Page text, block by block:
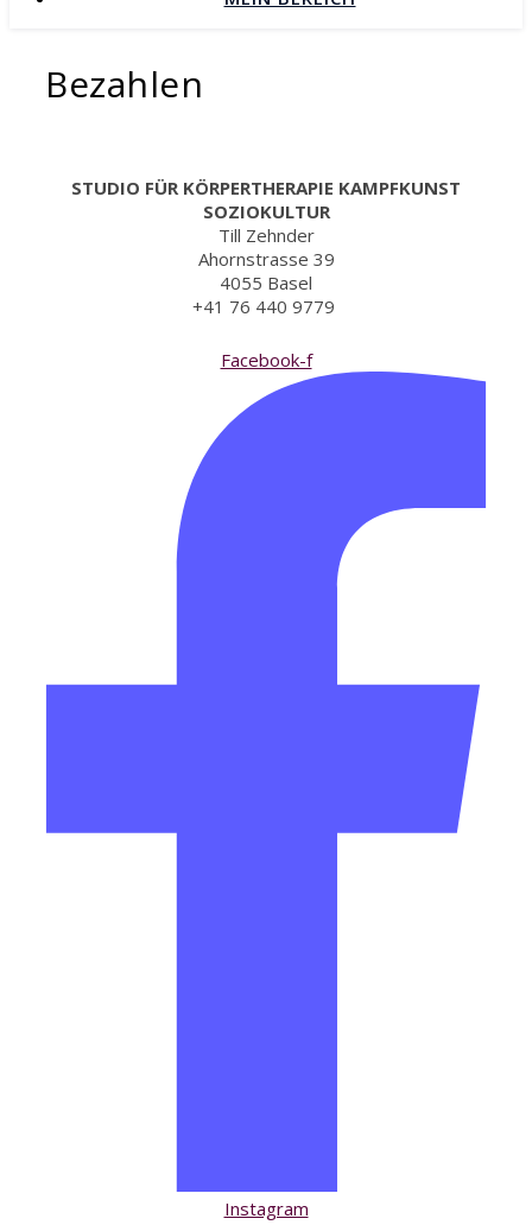
Bezahlen
STUDIO FÜR KÖRPERTHERAPIE KAMPFKUNST
SOZIOKULTUR
Till Zehnder
Ahornstrasse 39
4055 Basel
+41 76 440 9779
Facebook-f
Instagram